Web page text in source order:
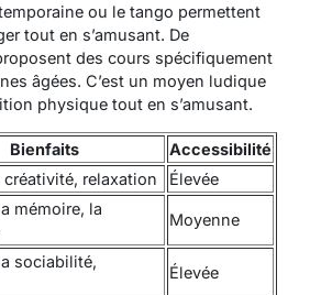
ou le tango permettent
tout en s’amusant. De
des cours spécifiquement
âgées. C’est un moyen ludique
physique tout en s’amusant.
Bienfaits
Accessibilité
créativité, relaxation Élevée
mémoire, la
Moyenne
sociabilité,
Élevée